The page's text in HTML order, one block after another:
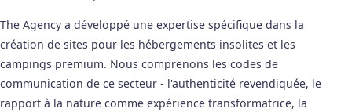
The Agency a développé une expertise spécifique dans la
création de sites pour les hébergements insolites et les
campings premium. Nous comprenons les codes de
communication de ce secteur - l'authenticité revendiquée, le
rapport à la nature comme expérience transformatrice, la